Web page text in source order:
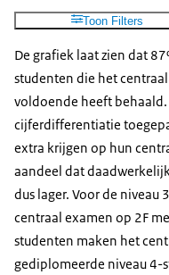
Toon Filters
De grafiek laat zien dat
studenten die het
voldoende heeft
cijferdifferentiatie
extra krijgen op hun
aandeel dat
dus lager. Voor de
centraal examen op 2F
studenten maken het
gediplomeerde niveau 4-